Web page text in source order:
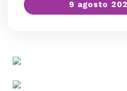
9 agosto